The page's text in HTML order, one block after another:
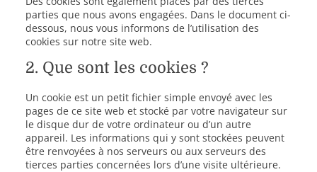
parties que nous avons engagées. Dans le document ci-
dessous, nous vous informons de l’utilisation des
cookies sur notre site web.
2. Que sont les cookies ?
Un cookie est un petit fichier simple envoyé avec les
pages de ce site web et stocké par votre navigateur sur
le disque dur de votre ordinateur ou d’un autre
appareil. Les informations qui y sont stockées peuvent
être renvoyées à nos serveurs ou aux serveurs des
tierces parties concernées lors d’une visite ultérieure.